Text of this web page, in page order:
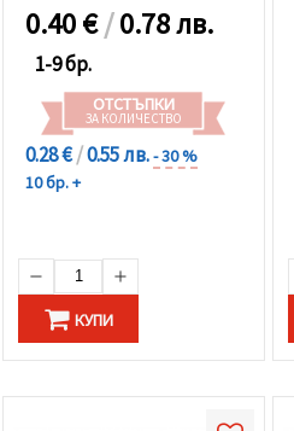
0.40€/0.78 лв.
1-9 бр.
ОТСТЪПКИ
ЗА КОЛИЧЕСТВО
0.28 €/0.55 лв.- 30 %
10 бр. +
КУПИ